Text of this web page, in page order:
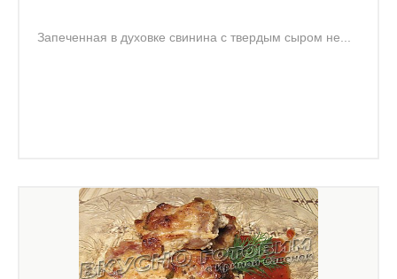
Запеченная в духовке свинина с твердым сыром не...